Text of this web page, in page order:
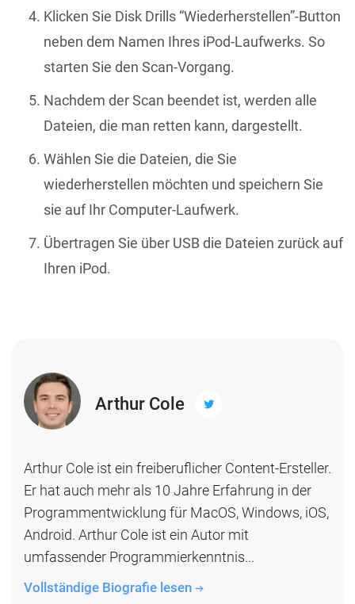
Klicken Sie Disk Drills “Wiederherstellen”-Button
neben dem Namen Ihres iPod-Laufwerks. So
starten Sie den Scan-Vorgang.
Nachdem der Scan beendet ist, werden alle
Dateien, die man retten kann, dargestellt.
Wählen Sie die Dateien, die Sie
wiederherstellen möchten und speichern Sie
sie auf Ihr Computer-Laufwerk.
Übertragen Sie über USB die Dateien zurück auf
Ihren iPod.
Arthur Cole
Arthur Cole ist ein freiberuflicher Content-Ersteller.
Er hat auch mehr als 10 Jahre Erfahrung in der
Programmentwicklung für MacOS, Windows, iOS,
Android. Arthur Cole ist ein Autor mit
umfassender Programmierkenntnis...
Vollständige Biografie lesen